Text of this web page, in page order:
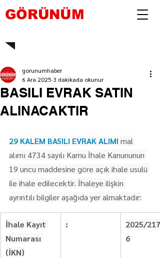
GÖRÜNÜM
BASILI EVRAK SATIN
ALINACAKTIR
gorunumhaber
6 Ara 2025 3 dakikada okunur
29 KALEM BASILI EVRAK ALIMI mal
alımı 4734 sayılı Kamu İhale Kanununun
19 uncu maddesine göre açık ihale usulü
ile ihale edilecektir. İhaleye ilişkin
ayrıntılı bilgiler aşağıda yer almaktadır:
İhale Kayıt
Numarası
(İKN)
:
2025/
6